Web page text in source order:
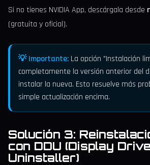
Si no tienes NVIDIA App, descárgala desde
(gratuita y oficial).
💡 Importante: La opción "Instalación
completamente la versión anterior del
instalar la nueva. Esto resuelve más
simple actualización encima.
Solución 3:
con DDU (Display
Uninstaller)